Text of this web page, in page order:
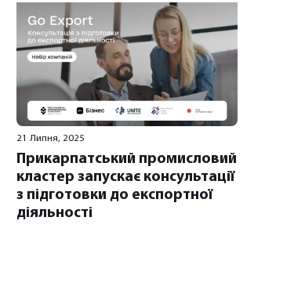
21 Липня, 2025
Прикарпатський промисловий
кластер запускає консультації
з підготовки до експортної
діяльності